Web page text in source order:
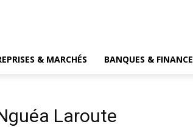
& MARCHÉS BANQUES & FINANCE
Laroute